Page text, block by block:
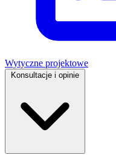
Wytyczne projektowe